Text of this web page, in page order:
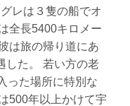
レは３隻の船でオ
全長5400キロメー
は旅の帰り道にあ
した。 若い方の老
った場所に特別な
500年以上かけて宇